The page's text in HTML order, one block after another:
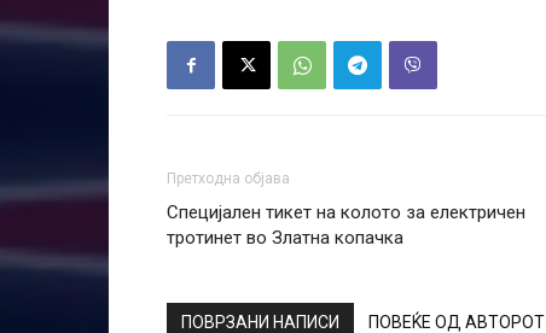
Претходна објава
Специјален тикет на колото за електричен
тротинет во Златна копачка
ПОВРЗАНИ НАПИСИ ПОВЕЌЕ ОД АВТОРОТ